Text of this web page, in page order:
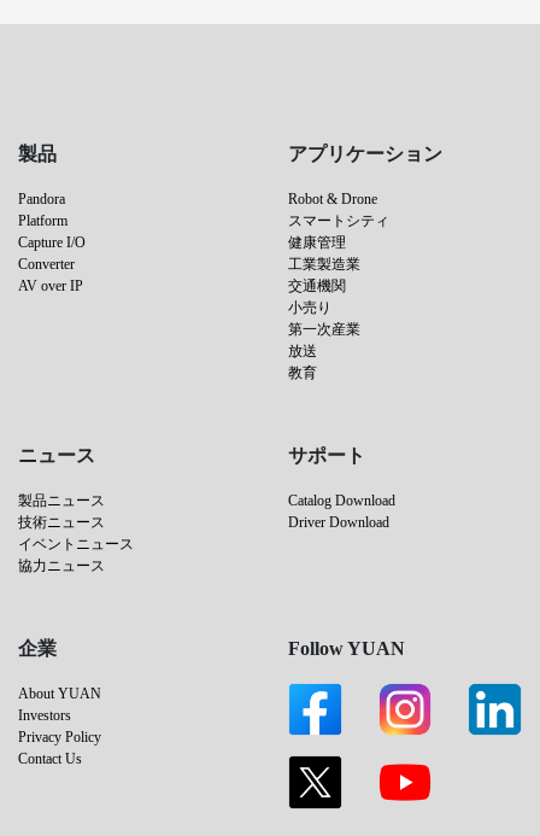
製品
Pandora
Platform
Capture I/O
Converter
AV over IP
アプリケーション
Robot & Drone
スマートシティ
健康管理
工業製造業
交通機関
小売り
第一次産業
放送
教育
ニュース
製品ニュース
技術ニュース
イベントニュース
協力ニュース
サポート
Catalog Download
Driver Download
企業
About YUAN
Investors
Privacy Policy
Contact Us
Follow YUAN